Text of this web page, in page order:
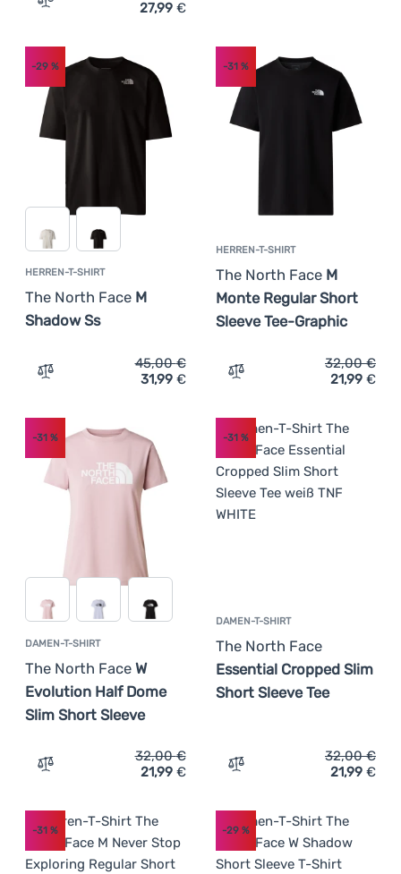
Zum Vergleich 'Damen-T-Shirt The North Face Tanken
27,99 €
HERREN-T-SHIRT
The North Face M
Shadow Ss
-29 %
Zum Vergleich 'Herren-T-Shirt The North Face M
45,00€
31,99 €
HERREN-T-SHIRT
The North Face M
Monte Regular Short
Sleeve Tee-Graphic
-31 %
Zum Vergleich 'Herren-T-
32,00€
21,99 €
DAMEN-T-SHIRT
The North Face W
Evolution Half Dome
Slim Short Sleeve
-31 %
Zum Vergleich 'Damen-T-Shirt The North Face W
32,00€
21,99 €
DAMEN-T-SHIRT
The North Face
Essential Cropped Slim
Short Sleeve Tee
-31%
Zum Vergleich 'Damen-T-
32,00€
21,99 €
-31 % -29%